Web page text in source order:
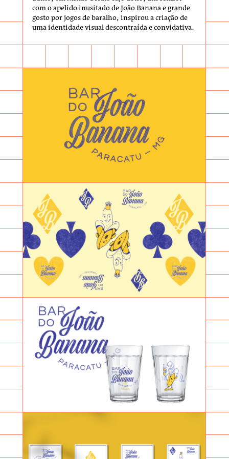
com o apelido inusitado de João Banana e grande
gosto por jogos de baralho, inspirou a criação de
uma identidade visual descontraída e convidativa.